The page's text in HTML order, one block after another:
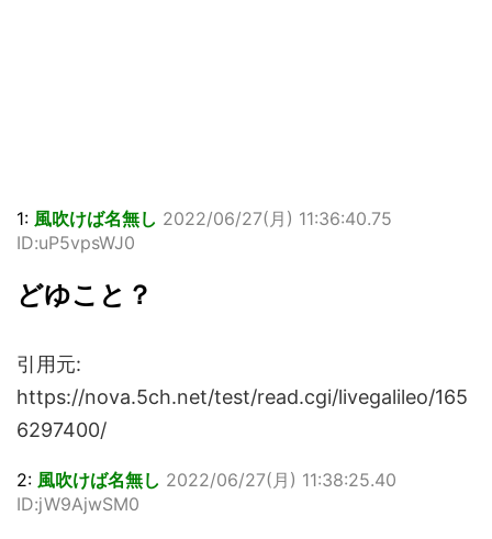
1: 風吹けば名無し 2022/06/27(月) 11:36:40.75
ID:uP5vpsWJ0
どゆこと？
引用元:
https://nova.5ch.net/test/read.cgi/livegalileo/165
6297400/
2: 風吹けば名無し 2022/06/27(月) 11:38:25.40
ID:jW9AjwSM0